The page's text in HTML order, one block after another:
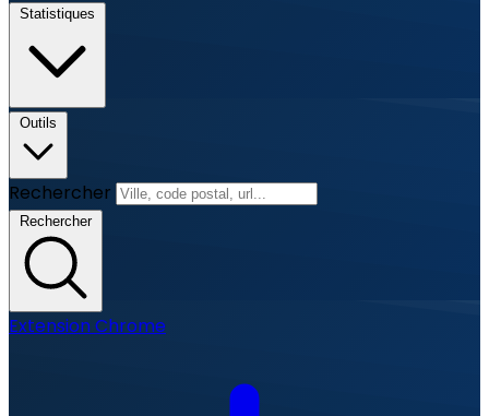
Statistiques
Outils
Rechercher
Rechercher
Extension Chrome